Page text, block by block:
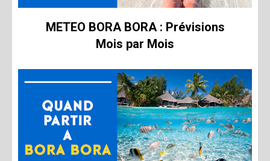
METEO BORA BORA : Prévisions
Mois par Mois